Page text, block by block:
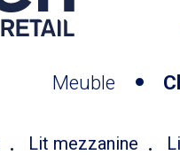
Meuble
Lit mezzanine